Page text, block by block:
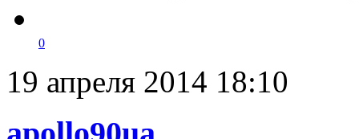
0
19 апреля 2014 18:10